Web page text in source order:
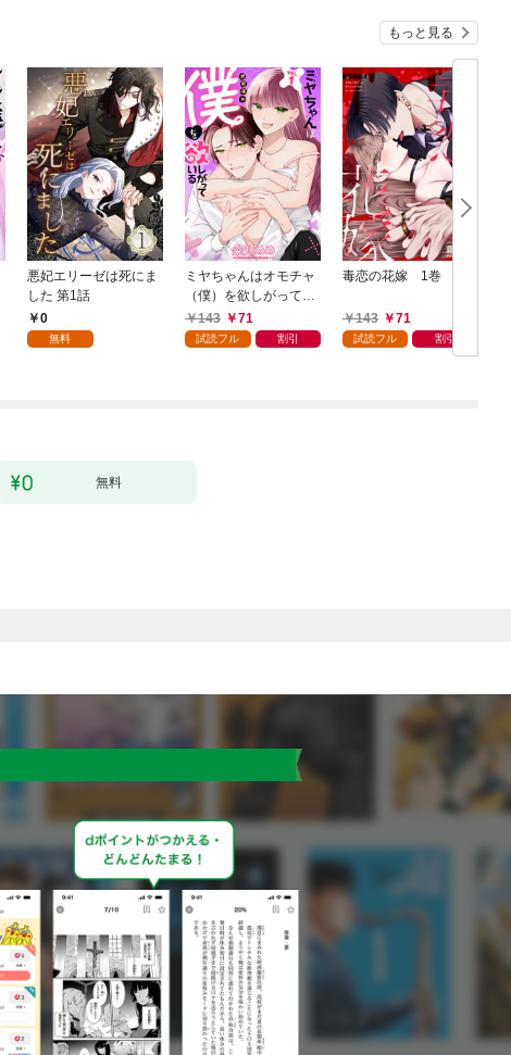
もっと見る
悪妃エリーゼは死にま
した 第1話
0
無料
ミヤちゃんはオモチャ
（僕）を欲しがってい
る 1巻
143 71
試読フル 割引
毒恋の花嫁 1巻
143 71
試読フル 割引
無料